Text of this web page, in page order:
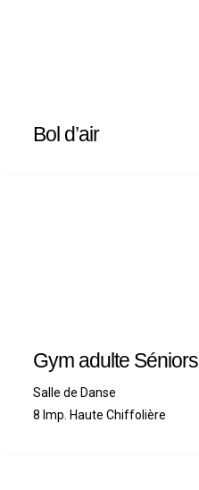
Bol d’air
Gym adulte Séniors
Salle de Danse
8 Imp. Haute Chiffolière